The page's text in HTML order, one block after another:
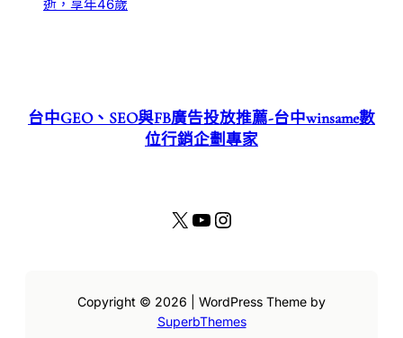
逝，享年46歲
台中GEO、SEO與FB廣告投放推薦-台中winsame數
位行銷企劃專家
X YouTube Instagram
Copyright © 2026 | WordPress Theme by
SuperbThemes